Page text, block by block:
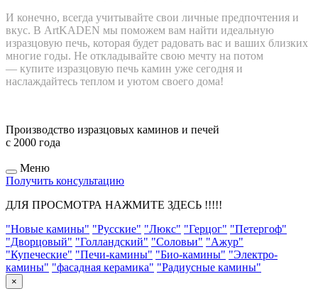
И конечно, всегда учитывайте свои личные предпочтения и
вкус. В ArtKADEN мы поможем вам найти идеальную
изразцовую печь, которая будет радовать вас и ваших близких
многие годы. Не откладывайте свою мечту на потом
— купите изразцовую печь камин уже сегодня и
наслаждайтесь теплом и уютом своего дома!
Производство изразцовых каминов и печей
с 2000 года
Меню
Получить консультацию
ДЛЯ ПРОСМОТРА НАЖМИТЕ ЗДЕСЬ !!!!!
"Новые камины" "Русские" "Люкс" "Герцог" "Петергоф"
"Дворцовый" "Голландский" "Соловьи" "Ажур"
"Купеческие" "Печи-камины" "Био-камины" "Электро-
камины" "фасадная керамика" "Радиусные камины"
×